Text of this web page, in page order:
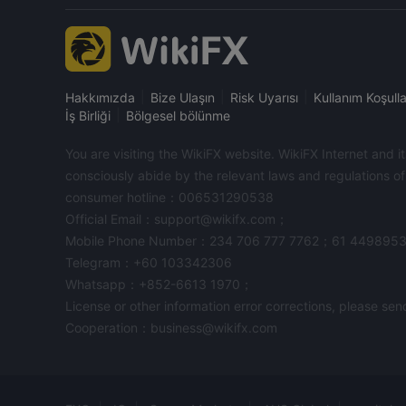
Hakkımızda Bize Ulaşın Risk Uyarısı Kullanım
İş Birliği
Bölgesel bölünme
You are visiting the WikiFX website. WikiFX Internet
consciously abide by the relevant laws and regulations
consumer hotline：006531290538
Official Email：support@wikifx.com；
Mobile Phone Number：234 706 777 7762；61
Telegram：+60 103342306
Whatsapp：+852-6613 1970；
License or other information error corrections, please
Cooperation：business@wikifx.com